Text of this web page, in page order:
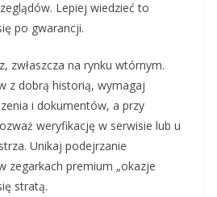
Lepiej wiedzieć to
po gwarancji.
zwłaszcza na rynku wtórnym.
z dobrą historią, wymagaj
i dokumentów, a przy
weryfikację w serwisie lub u
Unikaj podejrzanie
premium „okazje
stratą.